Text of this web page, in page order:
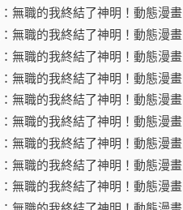
無職的我終結了神明！動態漫畫
無職的我終結了神明！動態漫畫
無職的我終結了神明！動態漫畫
無職的我終結了神明！動態漫畫
無職的我終結了神明！動態漫畫
無職的我終結了神明！動態漫畫
無職的我終結了神明！動態漫畫
無職的我終結了神明！動態漫畫
無職的我終結了神明！動態漫畫